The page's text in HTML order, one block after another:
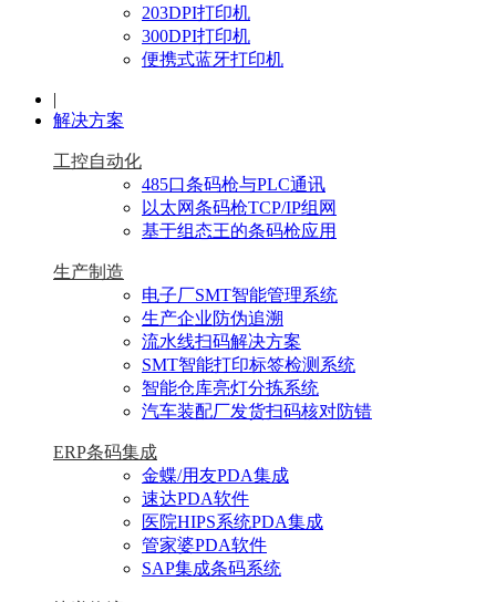
203DPI打印机
300DPI打印机
便携式蓝牙打印机
|
解决方案
工控自动化
485口条码枪与PLC通讯
以太网条码枪TCP/IP组网
基于组态王的条码枪应用
生产制造
电子厂SMT智能管理系统
生产企业防伪追溯
流水线扫码解决方案
SMT智能打印标签检测系统
智能仓库亮灯分拣系统
汽车装配厂发货扫码核对防错
ERP条码集成
金蝶/用友PDA集成
速达PDA软件
医院HIPS系统PDA集成
管家婆PDA软件
SAP集成条码系统